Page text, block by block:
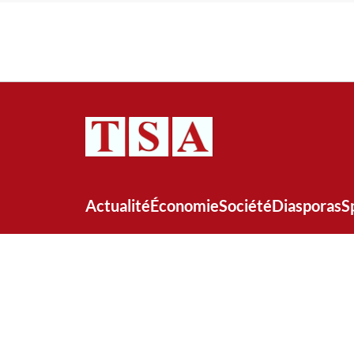
ActualitéÉconomieSociétéDiasporas